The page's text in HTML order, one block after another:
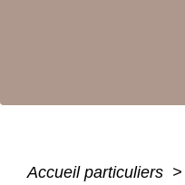
Accueil particuliers >